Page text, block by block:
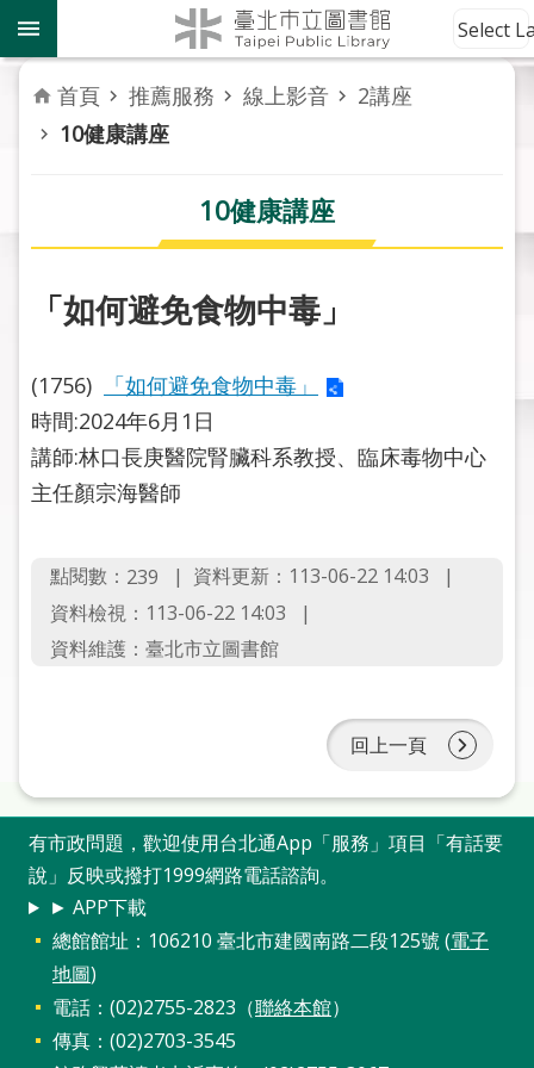
跳到主要內容區塊
到
館
資
訊
務
活
報
導
關
於
線
上
申
問
答
加
入
市
圖
網
Select
首頁 推薦服務 線上影音
2講座
10健康講座
10健康講座
「如何避免食物中毒」
(1756)
「如何避免食物中毒」
時間:2024年6月1日
講師:林口長庚醫院腎臟科系教授、臨床毒物中心
主任顏宗海醫師
點閱數： 239
資料更新：113-06-22 14:03
資料檢視：113-06-22 14:03
資料維護：臺北市立圖書館
回上一頁
有市政問題，歡迎使用台北通App「服務」項目「有話要
說」反映或撥打1999網路電話諮詢。
► APP下載
總館館址：106210 臺北市建國南路二段125號 (電子
地圖)
電話：(02)2755-2823（聯絡本館）
傳真：(02)2703-3545